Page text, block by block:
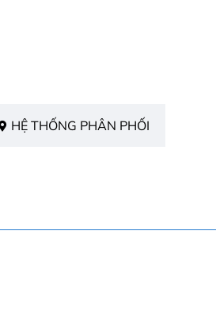
HỆ THỐNG PHÂN PHỐI